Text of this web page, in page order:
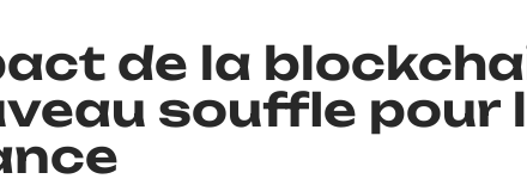
de la
souffle pour